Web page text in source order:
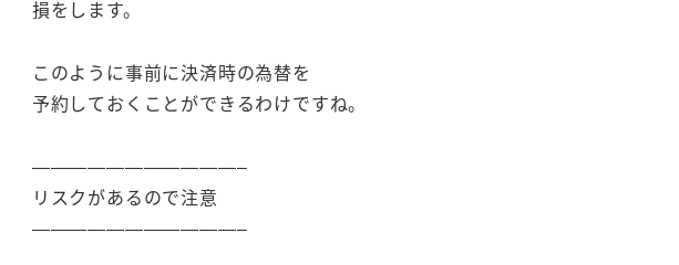
損をします。
このように事前に決済時の為替を
予約しておくことができるわけですね。
———————————–
リスクがあるので注意
———————————–